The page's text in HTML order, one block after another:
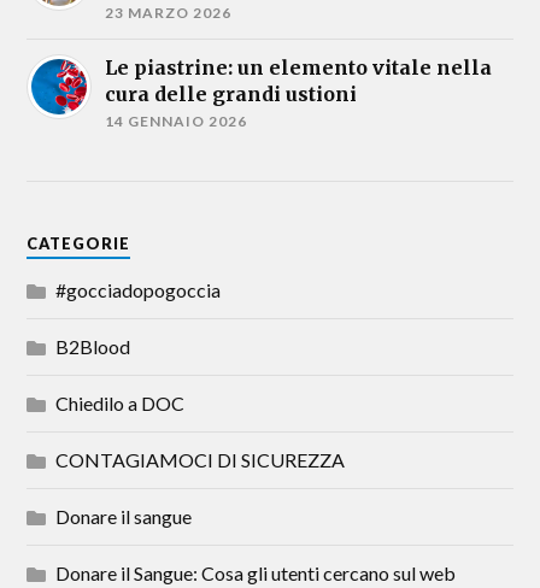
23 MARZO 2026
Le piastrine: un elemento vitale nella
cura delle grandi ustioni
14 GENNAIO 2026
CATEGORIE
#gocciadopogoccia
B2Blood
Chiedilo a DOC
CONTAGIAMOCI DI SICUREZZA
Donare il sangue
Donare il Sangue: Cosa gli utenti cercano sul web